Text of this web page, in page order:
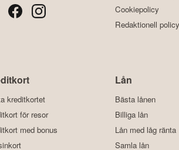
Cookiepolicy
Redaktionell policy
kreditkortet
för resor
med bonus
Lån
Bästa lånen
Billiga lån
Lån med låg ränta
Samla lån